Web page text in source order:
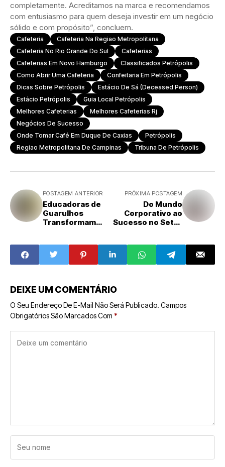
completamente. Acreditamos na marca e recomendamos
com entusiasmo para quem deseja investir em um negócio
sólido e com propósito”, concluem.
Cafeteria
Cafeteria Na Regiao Metropolitana
Cafeteria No Rio Grande Do Sul
Cafeterias
Cafeterias Em Novo Hamburgo
Classificados Petrópolis
Como Abrir Uma Cafeteria
Confeitaria Em Petrópolis
Dicas Sobre Petrópolis
Estácio De Sá (deceased Person)
Estácio Petrópolis
Guia Local Petrópolis
Melhores Cafeterias
Melhores Cafeterias Rj
Negócios De Sucesso
Onde Tomar Café Em Duque De Caxias
Petrópolis
Regiao Metropolitana De Campinas
Tribuna De Petrópolis
POSTAGEM ANTERIOR
Educadoras de
Guarulhos
Transformam
Complementar
PRÓXIMA POSTAGEM
Do Mundo
Corporativo ao
Sucesso no Setor
um Negócio
Lucrativo com o
Clube04
DEIXE UM COMENTÁRIO
O Seu Endereço De E-Mail Não Será Publicado. Campos
Obrigatórios São Marcados Com *